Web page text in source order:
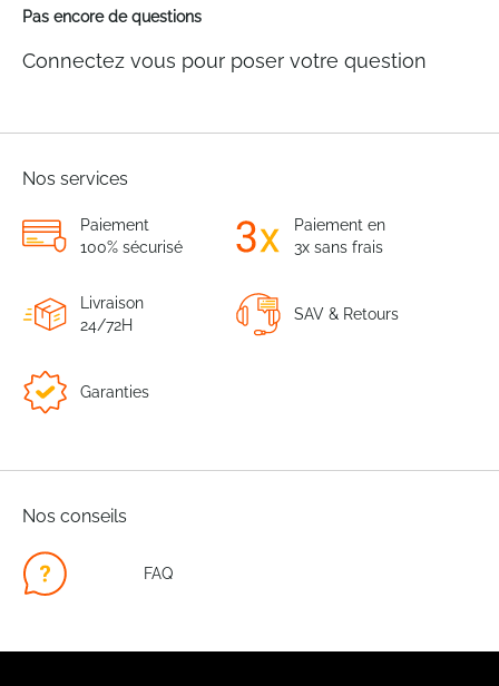
Pas encore de questions
Connectez vous pour poser votre question
Nos services
Paiement
100% sécurisé
Paiement en
3x sans frais
Livraison
24/72H
SAV & Retours
Garanties
Nos conseils
FAQ